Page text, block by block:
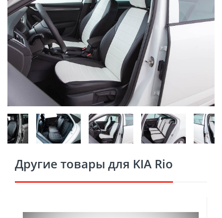
Другие товары для KIA Rio